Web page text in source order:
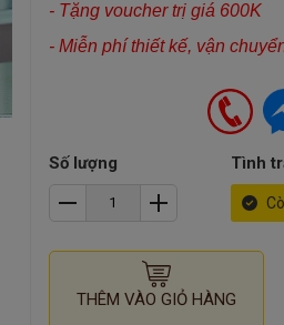
- Tặng voucher trị giá 600K
- Miễn phí thiết kế, vận
Số lượng Tình
THÊM VÀO GIỎ HÀNG